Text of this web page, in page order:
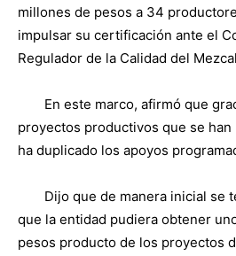
millones de pesos a 34
impulsar su certificación ante el
Regulador de la Calidad del
En este marco, afirmó que
proyectos productivos que se
ha duplicado los apoyos
Dijo que de manera inicial se
que la entidad pudiera obtener
pesos producto de los proyectos